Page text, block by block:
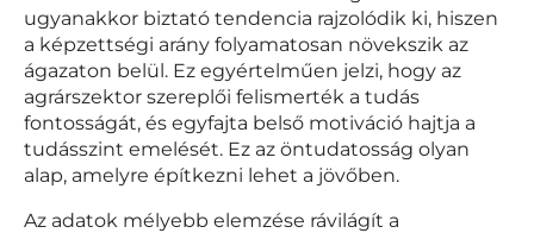
ugyanakkor biztató tendencia rajzolódik ki, hiszen
a képzettségi arány folyamatosan növekszik az
ágazaton belül. Ez egyértelműen jelzi, hogy az
agrárszektor szereplői felismerték a tudás
fontosságát, és egyfajta belső motiváció hajtja a
tudásszint emelését. Ez az öntudatosság olyan
alap, amelyre építkezni lehet a jövőben.
Az adatok mélyebb elemzése rávilágít a